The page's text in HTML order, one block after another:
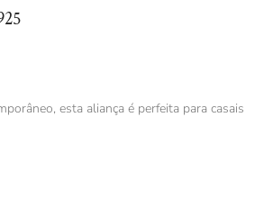
esta aliança é perfeita para casais